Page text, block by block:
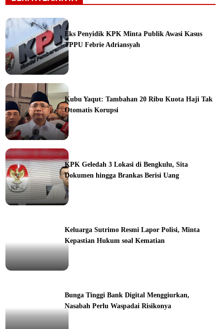
Eks Penyidik KPK Minta Publik Awasi Kasus
TPPU Febrie Adriansyah
Kubu Yaqut: Tambahan 20 Ribu Kuota Haji Tak
Otomatis Korupsi
KPK Geledah 3 Lokasi di Bengkulu, Sita
Dokumen hingga Brankas Berisi Uang
Keluarga Sutrimo Resmi Lapor Polisi, Minta
Kepastian Hukum soal Kematian
Bunga Tinggi Bank Digital Menggiurkan,
Nasabah Perlu Waspadai Risikonya